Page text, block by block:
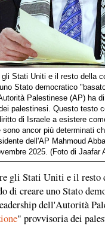
Stati Uniti e il resto della
Stato democratico
Palestinese (AP) ha
palestinesi. Questo testo
di Israele a esistere
ancor più determinati
dell'AP Mahmoud
2025. (Foto di
gli Stati Uniti e il resto
di creare uno Stato
dell'Autorità
" provvisoria dei